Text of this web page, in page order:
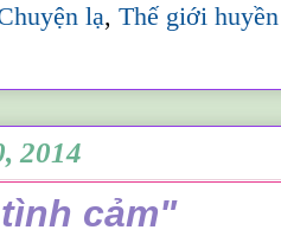
lạ,Thế giới
2014
cảm"